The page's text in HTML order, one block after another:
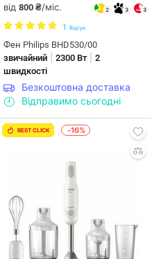
від 800 ₴/міс. 2 3 3
1 Відгук
Фен Philips BHD530/00
звичайний
2300 Вт| 2
швидкості
Безкоштовна доставка
Відправимо сьогодні
BEST CLICK -16%